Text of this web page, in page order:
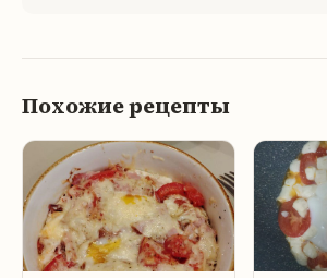
Похожие рецепты